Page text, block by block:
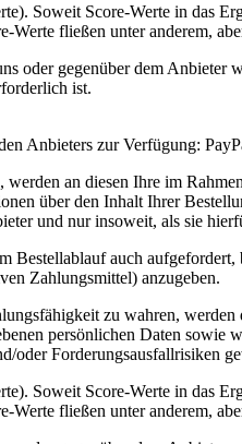
Soweit Score-Werte in das
Werte fließen unter anderem,
oder gegenüber dem
ist.
Anbieters zur Verfügung:
an diesen Ihre im
über den Inhalt Ihrer
und nur insoweit, als sie
auch
Zahlungsmittel) anzugeben.
zu wahren,
persönlichen Daten
Forderungsausfallrisiken
Soweit Score-Werte in das
Werte fließen unter anderem,